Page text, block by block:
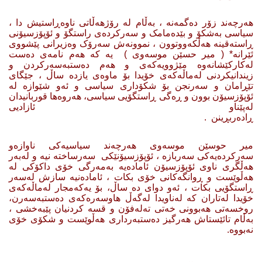
هەرچەند زۆر دەگمەنە ، بەڵام لە رۆژهەڵاتی ناوەڕاستیش دا ،
سیاسی بەشکۆ و بێدەمامک و سەرکردەی راستگۆ و ئۆپۆزسیۆنی
ڕاستەقینە هەڵکەووتوون ، نموونەش سەرۆک وەزیرانی پێشووی
ئێرانە* ( میر حسێن موسه‌وی ) یە کە هەم نامەی دەست
لەکارکێشانەوە مێژوویەکەی و هەم دەستبەسەرکردن و
زیندانیکردنی لەماڵەکەی خۆیدا بۆ ماوەی یازدە ساڵ ، جێگای
تێڕامان و سەرنجن بۆ شکۆداری سیاسی و ئەو شێوازە لە
ئۆپۆزسیۆن بوون و ڕەگی ڕاستگۆیی سیاسی، هەروەها قوربانیدان
لەپێناو ئازادیی
ڕادەربڕینن .
میر حوسێن موسه‌وی هەرچەند سیاسیەکی ناوازەو
سەرکردەیەکی سەربازە ، ئۆپۆزسیۆنێکی سەرساختە نیە و لەبەر
هەڵگری ناوی ئۆپۆزسیۆن ئامادەیە بەمەرگی خۆی داکۆکی لە
هەڵوێست و ڕوانگەکانی خۆی بکات ، ئامادەنیە سازش لەسەر
ڕاستگۆیی بکات ، ئەو دوای دە ساڵ، بۆ یەکەمجار لەماڵەکەی
خۆیدا لەتاران کە لەناویدا لەگەڵ هاوسەرەکەی دەستبەسەرن،
روخسەتی هەبوونی خەتی تەلەفۆن و قسە کردنیان پێبەخشی ،
بەڵام تائێستاش هەرگیز دەستبەرداری هەڵوێست و شکۆی خۆی
نەبووە.